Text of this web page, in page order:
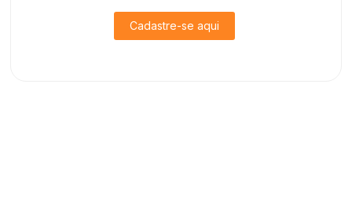
Cadastre-se aqui